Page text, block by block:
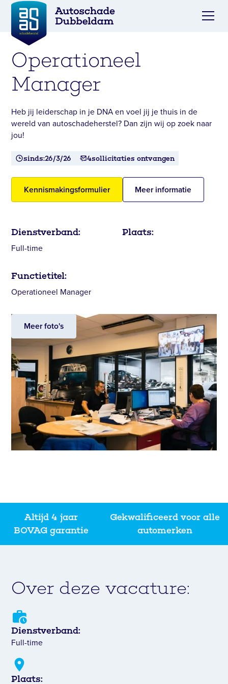
Operationeel
Manager
Heb jij leiderschap in je DNA en voel jij je thuis in de
wereld van autoschadeherstel? Dan zijn wij op zoek naar
jou!
sinds:26/3/26 4sollicitaties ontvangen
Kennismakingsformulier Meer informatie
Dienstverband:
Full-time
Plaats:
Functietitel:
Operationeel Manager
Meer foto's
Altijd 4 jaar
BOVAG garantie
Gekwalificeerd voor alle
automerken
Over deze vacature:
Dienstverband:
Full-time
Plaats: